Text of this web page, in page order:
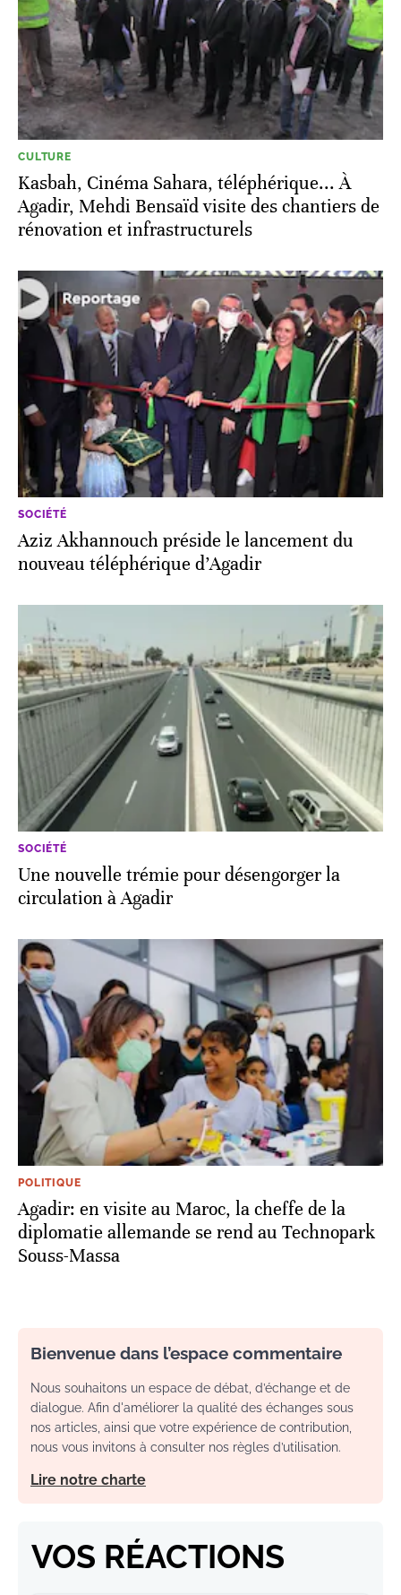
CULTURE
Kasbah, Cinéma Sahara, téléphérique... À
Agadir, Mehdi Bensaïd visite des chantiers de
rénovation et infrastructurels
SOCIÉTÉ
Aziz Akhannouch préside le lancement du
nouveau téléphérique d’Agadir
SOCIÉTÉ
Une nouvelle trémie pour désengorger la
circulation à Agadir
POLITIQUE
Agadir: en visite au Maroc, la cheffe de la
diplomatie allemande se rend au Technopark
Souss-Massa
Bienvenue dans l’espace commentaire
Nous souhaitons un espace de débat, d’échange et de
dialogue. Afin d'améliorer la qualité des échanges sous
nos articles, ainsi que votre expérience de contribution,
nous vous invitons à consulter nos règles d’utilisation.
Lire notre charte
VOS RÉACTIONS